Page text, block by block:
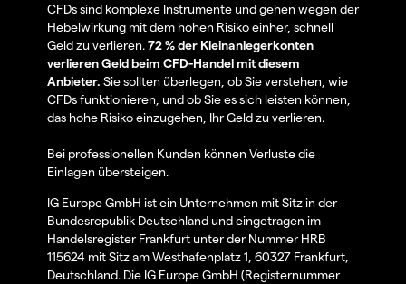
CFDs sind komplexe Instrumente und gehen wegen der
Hebelwirkung mit dem hohen Risiko einher, schnell
Geld zu verlieren.72 % der Kleinanlegerkonten
verlieren Geld beim CFD-Handel mit diesem
Anbieter. Sie sollten überlegen, ob Sie verstehen, wie
CFDs funktionieren, und ob Sie es sich leisten können,
das hohe Risiko einzugehen, Ihr Geld zu verlieren.
Bei professionellen Kunden können Verluste die
Einlagen übersteigen.
IG Europe GmbH ist ein Unternehmen mit Sitz in der
Bundesrepublik Deutschland und eingetragen im
Handelsregister Frankfurt unter der Nummer HRB
115624 mit Sitz am Westhafenplatz 1, 60327 Frankfurt,
Deutschland. Die IG Europe GmbH (Registernummer